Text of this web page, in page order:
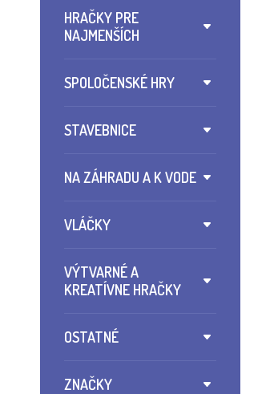
HRAČKY PRE
NAJMENŠÍCH
SPOLOČENSKÉ HRY
STAVEBNICE
NA ZÁHRADU A K VODE
VLÁČKY
VÝTVARNÉ A
KREATÍVNE HRAČKY
OSTATNÉ
ZNAČKY